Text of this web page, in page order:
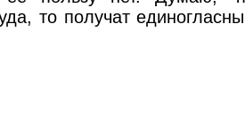
то получат